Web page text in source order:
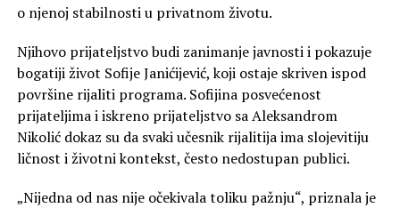
o njenoj stabilnosti u privatnom životu.
Njihovo prijateljstvo budi zanimanje javnosti i pokazuje
bogatiji život Sofije Janićijević, koji ostaje skriven ispod
površine rijaliti programa. Sofijina posvećenost
prijateljima i iskreno prijateljstvo sa Aleksandrom
Nikolić dokaz su da svaki učesnik rijalitija ima slojevitiju
ličnost i životni kontekst, često nedostupan publici.
„Nijedna od nas nije očekivala toliku pažnju“, priznala je